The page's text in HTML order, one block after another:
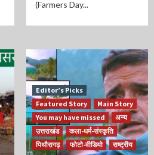
(Farmers Day...
Editor’s Picks
Featured Story
Main Story
You may have missed
अन्य
उत्तराखंड
कला-धर्म-संस्कृति
पिथौरागढ़
फोटो-वीडियो राष्ट्रीय